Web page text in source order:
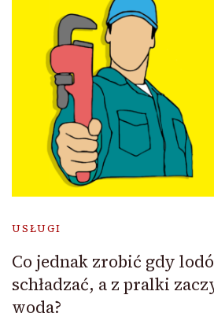
USŁUGI
Co jednak zrobić gdy
schładzać, a z pralki
woda?